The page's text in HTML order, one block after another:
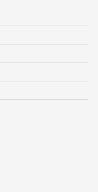
#beyin sağlığı